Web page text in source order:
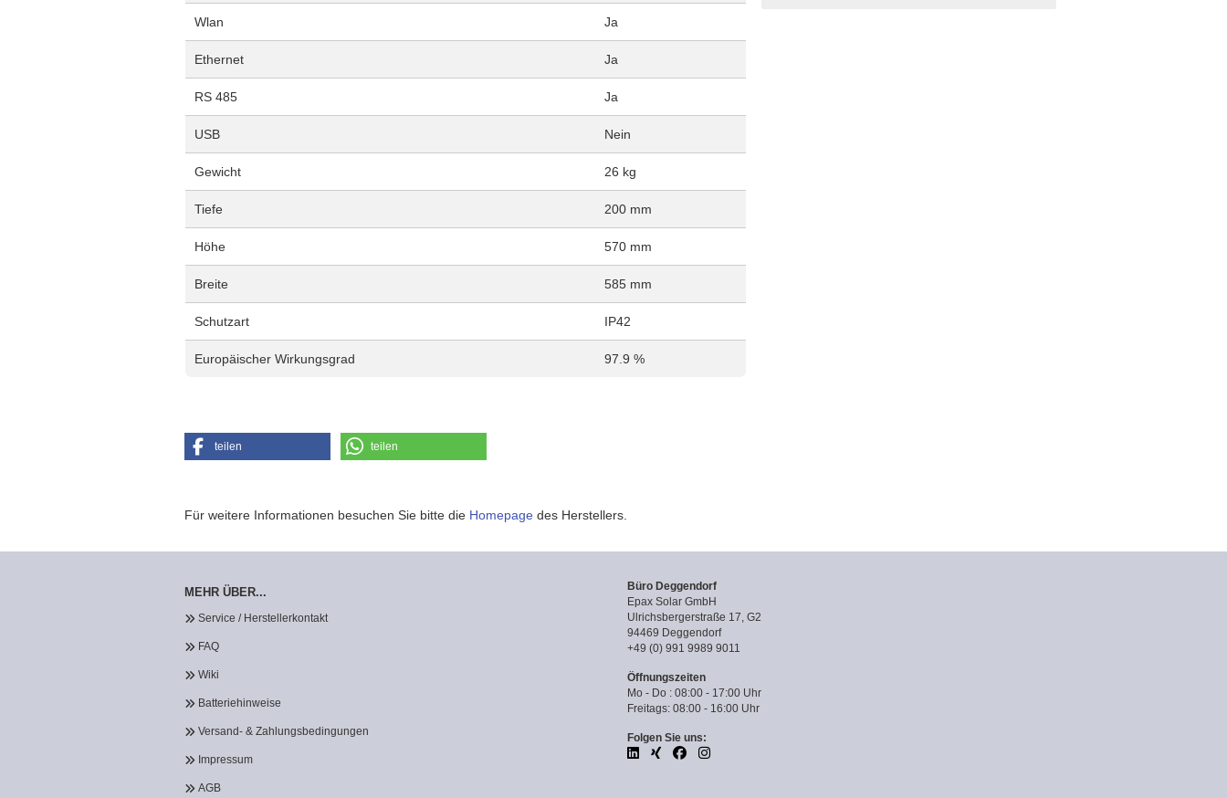
Wlan Ja
Ethernet Ja
RS 485 Ja
USB Nein
Gewicht 26 kg
Tiefe 200 mm
Höhe 570 mm
Breite 585 mm
Schutzart IP42
Europäischer Wirkungsgrad 97.9 %
teilen teilen
Für weitere Informationen besuchen Sie bitte die Homepage des Herstellers.
MEHR ÜBER...
Service / Herstellerkontakt
FAQ
Wiki
Batteriehinweise
Versand- & Zahlungsbedingungen
Impressum
AGB
Büro Deggendorf
Epax Solar GmbH
Ulrichsbergerstraße 17, G2
94469 Deggendorf
+49 (0) 991 9989 9011
Öffnungszeiten
Mo - Do : 08:00 - 17:00 Uhr
Freitags: 08:00 - 16:00 Uhr
Folgen Sie uns: